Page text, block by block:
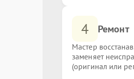
4 Ремонт
Мастер
заменяет
(оригинал или